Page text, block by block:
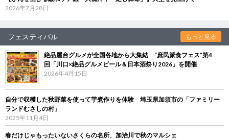
2026年7月28日
フェスティバル もっと見る
絶品屋台グルメが全国各地から大集結 “庶民派食フェス”第4
回「川口×絶品グルメビール＆日本酒祭り2026」を開催
2026年4月15日
自分で収穫した秋野菜を使って芋煮作りを体験 埼玉県加須市の「ファミリー
ランドむさしの村」
2025年11月4日
春だけじゃもったいないさくらの名所、加治川で秋のマルシェ